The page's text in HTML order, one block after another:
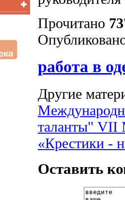
Прочитано
работа в
Другие
таланты" VII
«Крестики -
Оставить